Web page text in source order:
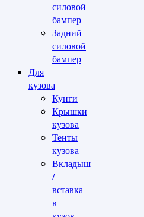
силовой
бампер
Задний
силовой
бампер
Для
кузова
Кунги
Крышки
кузова
Тенты
кузова
Вкладыш
/
вставка
в